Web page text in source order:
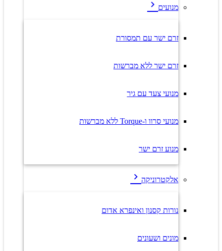
מנועים
זרם ישר עם תמסורת
זרם ישר ללא מברשות
מנועי צעד עם גיר
מנועי סרוו ו-Torque ללא מברשות
מנוע זרם ישר
אלקטרוניקה
נורות קסנון ואינפרא אדום
מונים ושעונים